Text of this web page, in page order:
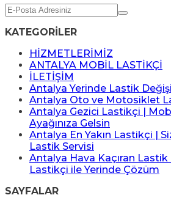
KATEGORİLER
HİZMETLERİMİZ
ANTALYA MOBİL LASTİKÇİ
İLETİŞİM
Antalya Yerinde Lastik
Antalya Oto ve Motosiklet
Antalya Gezici Lastikçi |
Ayağınıza Gelsin
Antalya En Yakın Lastikçi |
Lastik Servisi
Antalya Hava Kaçıran
Lastikçi ile Yerinde Çözüm
SAYFALAR